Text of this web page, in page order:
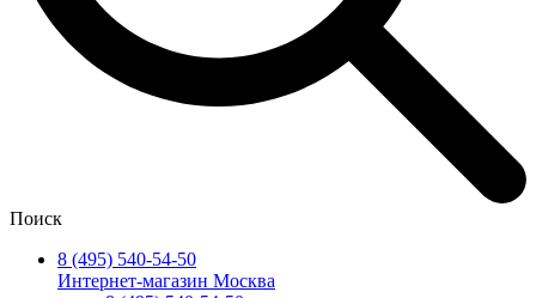
Поиск
8 (495) 540-54-50
Интернет-магазин Москва